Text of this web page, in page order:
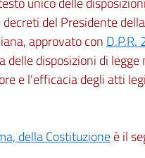
del Presidente
approvato con D.P.R.
delle disposizioni di
e l'efficacia degli atti
della Costituzioneè il